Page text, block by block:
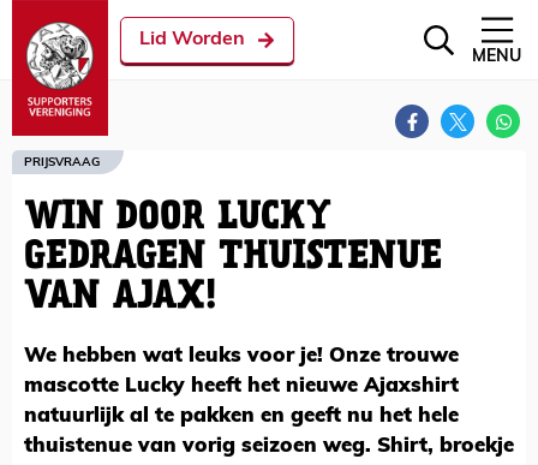
Lid Worden
MENU
PRIJSVRAAG
WIN DOOR LUCKY
GEDRAGEN THUISTENUE
VAN AJAX!
We hebben wat leuks voor je! Onze trouwe
mascotte Lucky heeft het nieuwe Ajaxshirt
natuurlijk al te pakken en geeft nu het hele
thuistenue van vorig seizoen weg. Shirt, broekje